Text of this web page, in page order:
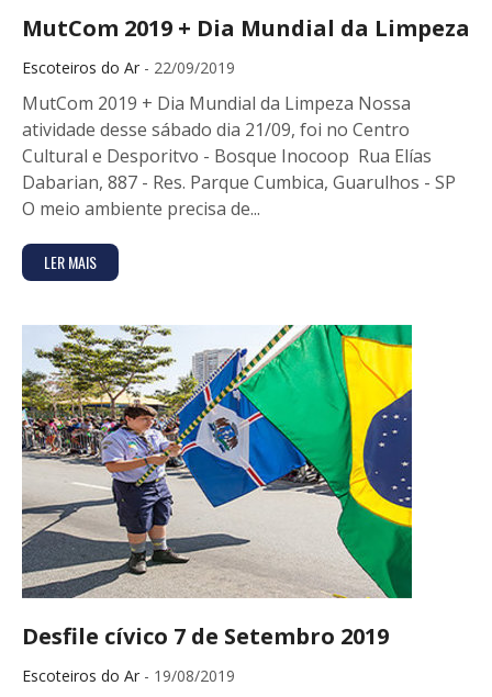
MutCom 2019 + Dia Mundial da Limpeza
Escoteiros do Ar - 22/09/2019
MutCom 2019 + Dia Mundial da Limpeza Nossa
atividade desse sábado dia 21/09, foi no Centro
Cultural e Desporitvo - Bosque Inocoop Rua Elías
Dabarian, 887 - Res. Parque Cumbica, Guarulhos - SP
O meio ambiente precisa de...
LER MAIS
Desfile cívico 7 de Setembro 2019
Escoteiros do Ar - 19/08/2019